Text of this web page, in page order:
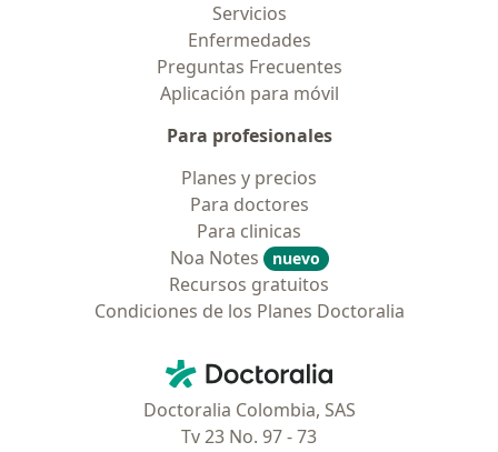
Servicios
Enfermedades
Preguntas Frecuentes
Aplicación para móvil
Para profesionales
Planes y precios
Para doctores
Para clinicas
Noa Notes
nuevo
Recursos gratuitos
Condiciones de los Planes Doctoralia
Doctoralia - Página de inicio
Doctoralia Colombia, SAS
Tv 23 No. 97 - 73